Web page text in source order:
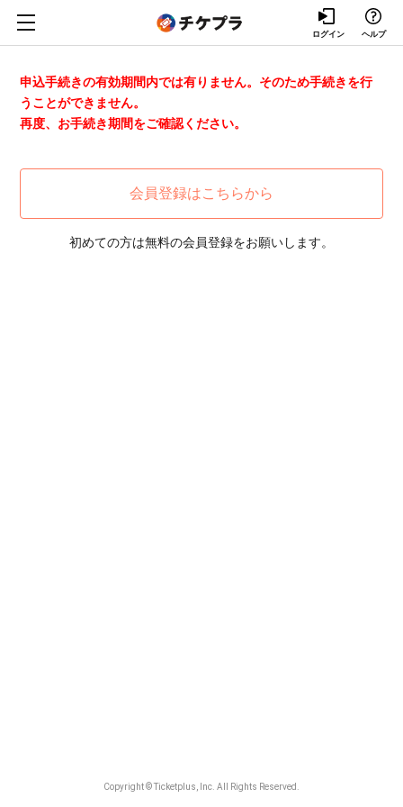
ログイン ヘルプ
申込手続きの有効期間内では有りません。そのため手続きを行
うことができません。
再度、お手続き期間をご確認ください。
会員登録はこちらから
初めての方は無料の会員登録をお願いします。
Copyright © Ticketplus, Inc. All Rights Reserved.